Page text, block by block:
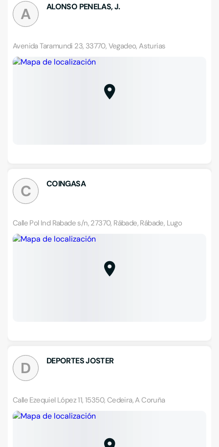
A ALONSO PENELAS, J.
Avenida Taramundi 23, 33770, Vegadeo, Asturias
C COINGASA
Calle Pol Ind Rabade s/n, 27370, Rábade, Rábade, Lugo
D DEPORTES JOSTER
Calle Ezequiel López 11, 15350, Cedeira, A Coruña